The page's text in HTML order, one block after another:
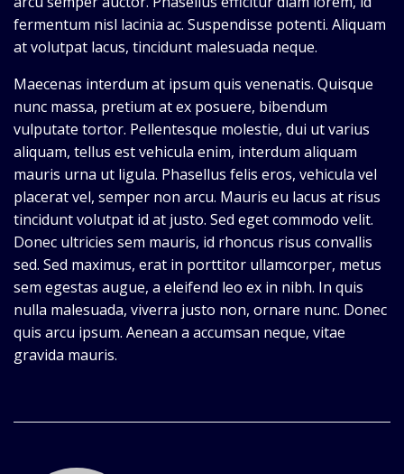
fermentum nisl lacinia ac. Suspendisse potenti. Aliquam
at volutpat lacus, tincidunt malesuada neque.
Maecenas interdum at ipsum quis venenatis. Quisque
nunc massa, pretium at ex posuere, bibendum
vulputate tortor. Pellentesque molestie, dui ut varius
aliquam, tellus est vehicula enim, interdum aliquam
mauris urna ut ligula. Phasellus felis eros, vehicula vel
placerat vel, semper non arcu. Mauris eu lacus at risus
tincidunt volutpat id at justo. Sed eget commodo velit.
Donec ultricies sem mauris, id rhoncus risus convallis
sed. Sed maximus, erat in porttitor ullamcorper, metus
sem egestas augue, a eleifend leo ex in nibh. In quis
nulla malesuada, viverra justo non, ornare nunc. Donec
quis arcu ipsum. Aenean a accumsan neque, vitae
gravida mauris.